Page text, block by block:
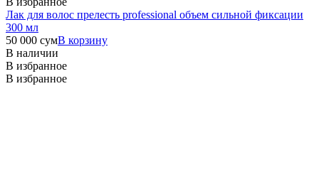
Лак для волос прелесть professional объем сильной фиксации
300 мл
50 000 сумВ корзину
В наличии
В избранное
В избранное